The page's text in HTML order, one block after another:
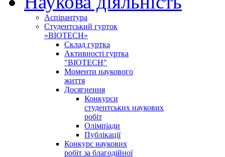
Аспірантура
Студентський гурток
«BIOTECH»
Склад гуртка
Активності гуртка
"BIOTECH"
Моменти наукового
життя
Досягнення
Конкурси
студентських наукових
робіт
Олімпіади
Публікації
Конкурс наукових
робіт за благодійної